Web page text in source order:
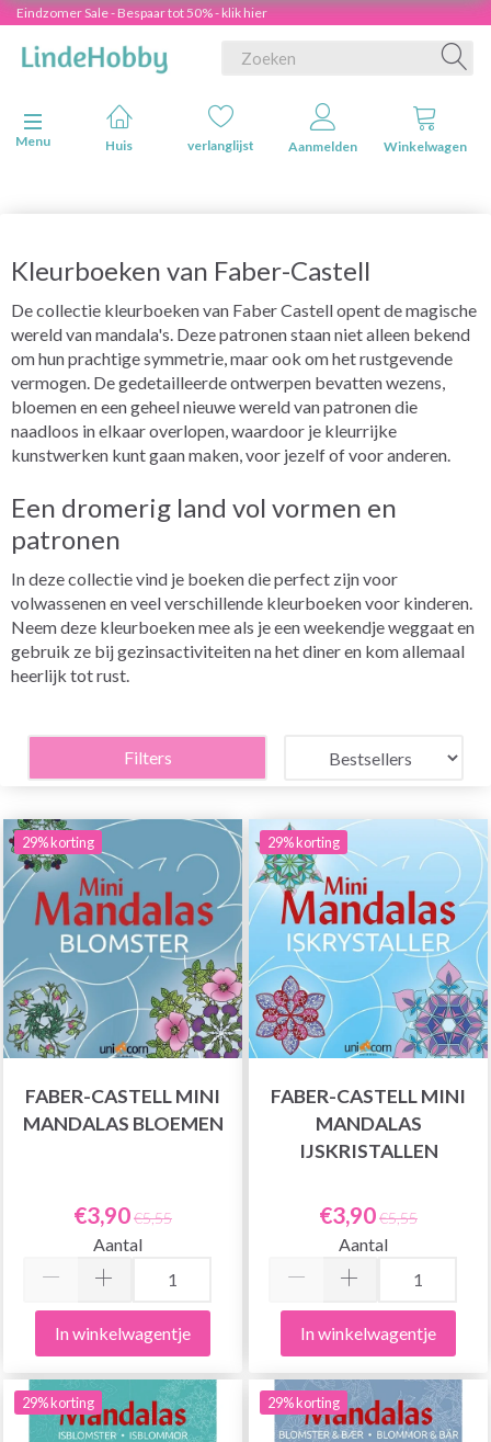
Eindzomer Sale - Bespaar tot 50% - klik hier
Navigatie in-/uitschakelen
Menu
Huis verlanglijst Aanmelden Winkelwagen
Kleurboeken van Faber-Castell
De collectie kleurboeken van Faber Castell opent de magische
wereld van mandala's. Deze patronen staan niet alleen bekend
om hun prachtige symmetrie, maar ook om het rustgevende
vermogen. De gedetailleerde ontwerpen bevatten wezens,
bloemen en een geheel nieuwe wereld van patronen die
naadloos in elkaar overlopen, waardoor je kleurrijke
kunstwerken kunt gaan maken, voor jezelf of voor anderen.
Een dromerig land vol vormen en
patronen
In deze collectie vind je boeken die perfect zijn voor
volwassenen en veel verschillende kleurboeken voor kinderen.
Neem deze kleurboeken mee als je een weekendje weggaat en
gebruik ze bij gezinsactiviteiten na het diner en kom allemaal
heerlijk tot rust.
Filters
29% korting
FABER-CASTELL MINI
MANDALAS BLOEMEN
€3,90€5,55
Aantal
In winkelwagentje
29% korting
FABER-CASTELL MINI
MANDALAS
IJSKRISTALLEN
€3,90€5,55
Aantal
In winkelwagentje
29% korting 29% korting